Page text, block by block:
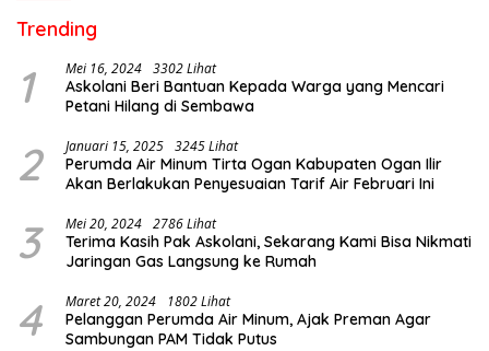
Trending
1 Mei 16, 2024 3302 Lihat
Askolani Beri Bantuan Kepada Warga yang Mencari
Petani Hilang di Sembawa
2 Januari 15, 2025 3245 Lihat
Perumda Air Minum Tirta Ogan Kabupaten Ogan Ilir
Akan Berlakukan Penyesuaian Tarif Air Februari Ini
3 Mei 20, 2024 2786 Lihat
Terima Kasih Pak Askolani, Sekarang Kami Bisa Nikmati
Jaringan Gas Langsung ke Rumah
4 Maret 20, 2024 1802 Lihat
Pelanggan Perumda Air Minum, Ajak Preman Agar
Sambungan PAM Tidak Putus